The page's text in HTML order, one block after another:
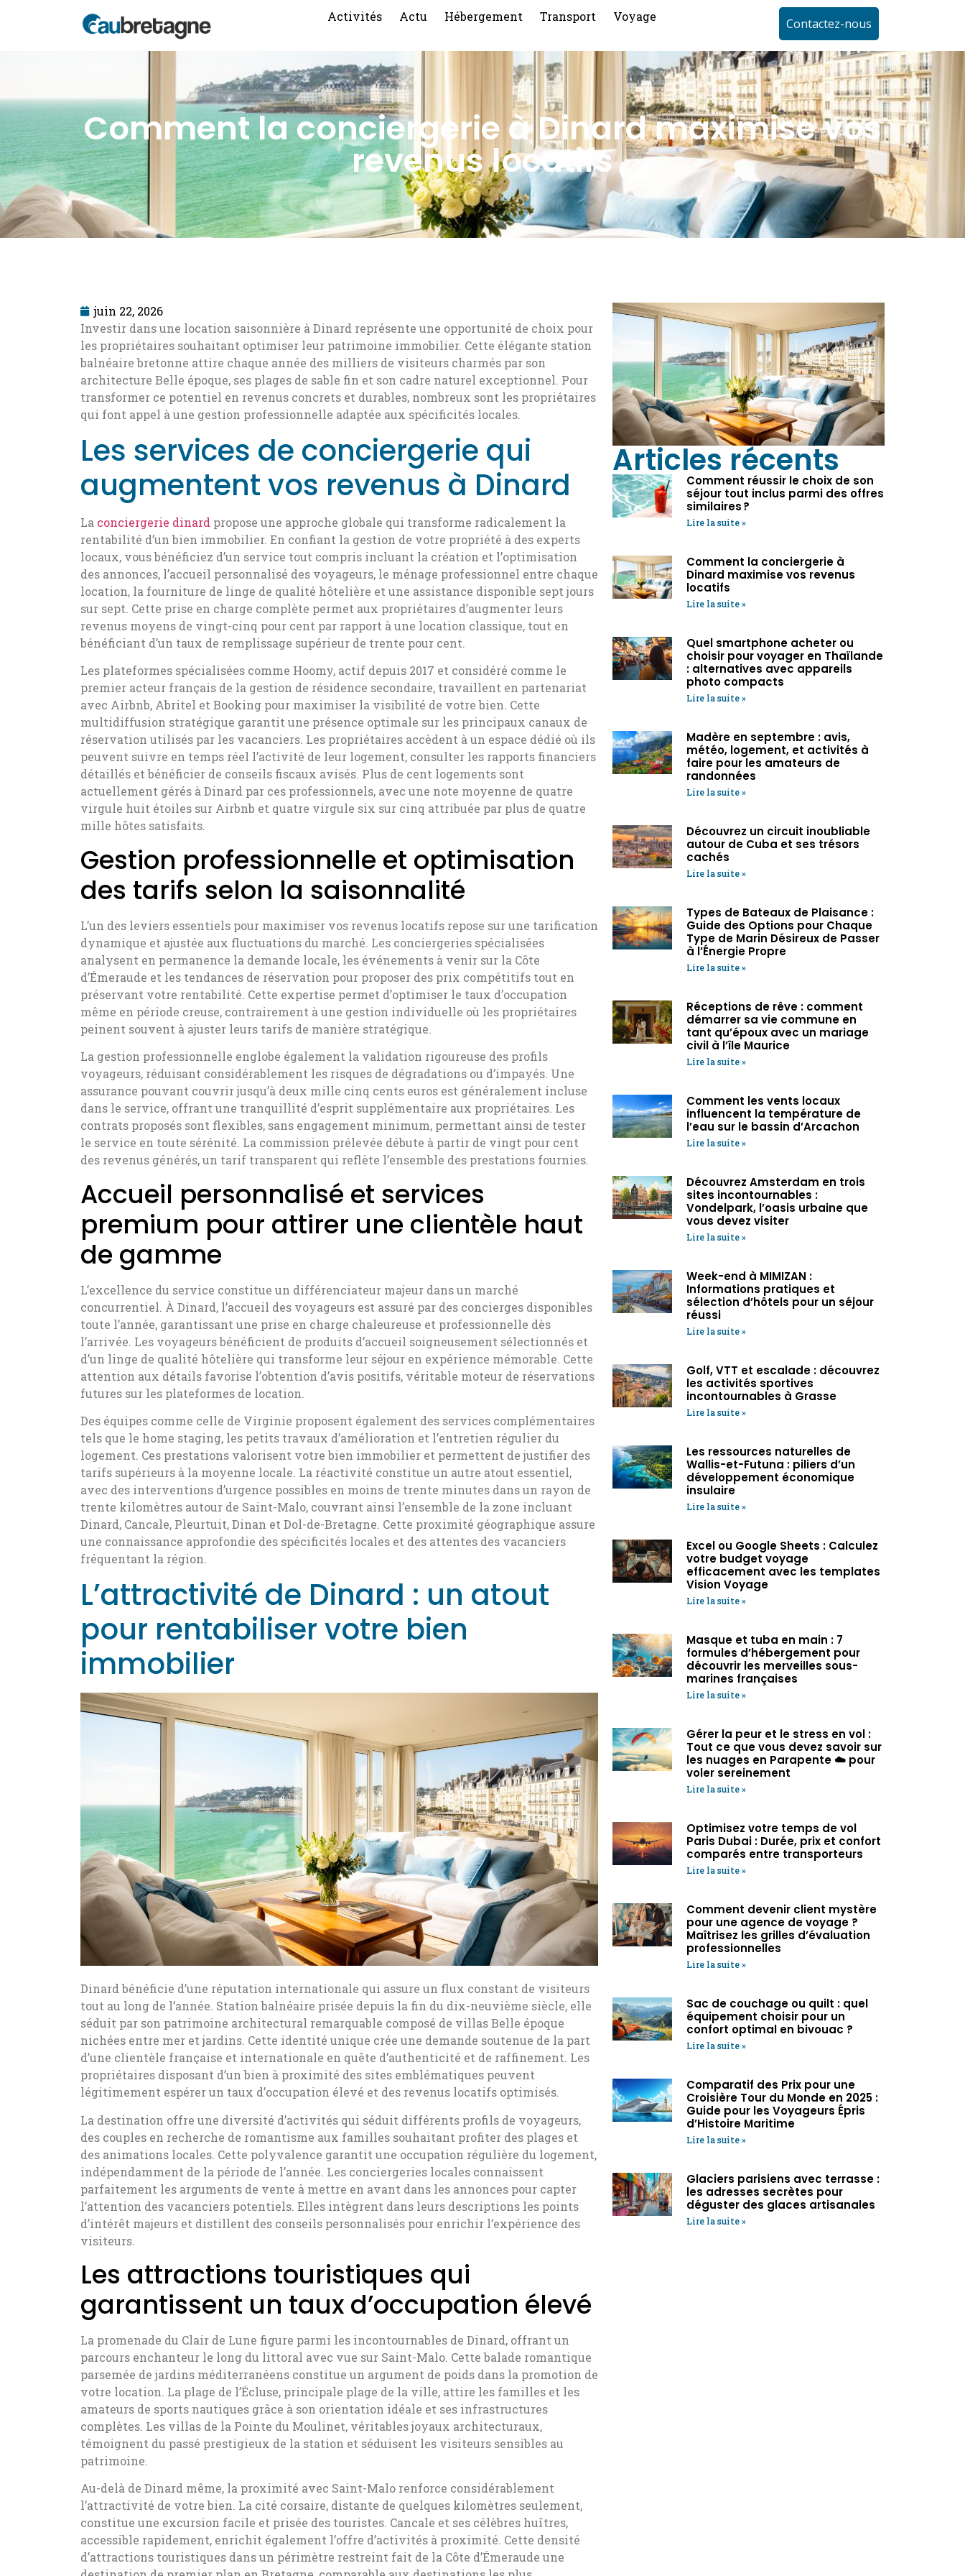
Activités Actu Hébergement Transport Voyage Contactez-nous
Comment la conciergerie à Dinard maximise vos
revenus locatifs
juin 22, 2026
Investir dans une location saisonnière à Dinard représente une opportunité de choix pour
les propriétaires souhaitant optimiser leur patrimoine immobilier. Cette élégante station
balnéaire bretonne attire chaque année des milliers de visiteurs charmés par son
architecture Belle époque, ses plages de sable fin et son cadre naturel exceptionnel. Pour
transformer ce potentiel en revenus concrets et durables, nombreux sont les propriétaires
qui font appel à une gestion professionnelle adaptée aux spécificités locales.
Les services de conciergerie qui
augmentent vos revenus à Dinard
La conciergerie dinard propose une approche globale qui transforme radicalement la
rentabilité d’un bien immobilier. En confiant la gestion de votre propriété à des experts
locaux, vous bénéficiez d’un service tout compris incluant la création et l’optimisation
des annonces, l’accueil personnalisé des voyageurs, le ménage professionnel entre chaque
location, la fourniture de linge de qualité hôtelière et une assistance disponible sept jours
sur sept. Cette prise en charge complète permet aux propriétaires d’augmenter leurs
revenus moyens de vingt-cinq pour cent par rapport à une location classique, tout en
bénéficiant d’un taux de remplissage supérieur de trente pour cent.
Les plateformes spécialisées comme Hoomy, actif depuis 2017 et considéré comme le
premier acteur français de la gestion de résidence secondaire, travaillent en partenariat
avec Airbnb, Abritel et Booking pour maximiser la visibilité de votre bien. Cette
multidiffusion stratégique garantit une présence optimale sur les principaux canaux de
réservation utilisés par les vacanciers. Les propriétaires accèdent à un espace dédié où ils
peuvent suivre en temps réel l’activité de leur logement, consulter les rapports financiers
détaillés et bénéficier de conseils fiscaux avisés. Plus de cent logements sont
actuellement gérés à Dinard par ces professionnels, avec une note moyenne de quatre
virgule huit étoiles sur Airbnb et quatre virgule six sur cinq attribuée par plus de quatre
mille hôtes satisfaits.
Gestion professionnelle et optimisation
des tarifs selon la saisonnalité
L’un des leviers essentiels pour maximiser vos revenus locatifs repose sur une tarification
dynamique et ajustée aux fluctuations du marché. Les conciergeries spécialisées
analysent en permanence la demande locale, les événements à venir sur la Côte
d’Émeraude et les tendances de réservation pour proposer des prix compétitifs tout en
préservant votre rentabilité. Cette expertise permet d’optimiser le taux d’occupation
même en période creuse, contrairement à une gestion individuelle où les propriétaires
peinent souvent à ajuster leurs tarifs de manière stratégique.
La gestion professionnelle englobe également la validation rigoureuse des profils
voyageurs, réduisant considérablement les risques de dégradations ou d’impayés. Une
assurance pouvant couvrir jusqu’à deux mille cinq cents euros est généralement incluse
dans le service, offrant une tranquillité d’esprit supplémentaire aux propriétaires. Les
contrats proposés sont flexibles, sans engagement minimum, permettant ainsi de tester
le service en toute sérénité. La commission prélevée débute à partir de vingt pour cent
des revenus générés, un tarif transparent qui reflète l’ensemble des prestations fournies.
Accueil personnalisé et services
premium pour attirer une clientèle haut
de gamme
L’excellence du service constitue un différenciateur majeur dans un marché
concurrentiel. À Dinard, l’accueil des voyageurs est assuré par des concierges disponibles
toute l’année, garantissant une prise en charge chaleureuse et professionnelle dès
l’arrivée. Les voyageurs bénéficient de produits d’accueil soigneusement sélectionnés et
d’un linge de qualité hôtelière qui transforme leur séjour en expérience mémorable. Cette
attention aux détails favorise l’obtention d’avis positifs, véritable moteur de réservations
futures sur les plateformes de location.
Des équipes comme celle de Virginie proposent également des services complémentaires
tels que le home staging, les petits travaux d’amélioration et l’entretien régulier du
logement. Ces prestations valorisent votre bien immobilier et permettent de justifier des
tarifs supérieurs à la moyenne locale. La réactivité constitue un autre atout essentiel,
avec des interventions d’urgence possibles en moins de trente minutes dans un rayon de
trente kilomètres autour de Saint-Malo, couvrant ainsi l’ensemble de la zone incluant
Dinard, Cancale, Pleurtuit, Dinan et Dol-de-Bretagne. Cette proximité géographique assure
une connaissance approfondie des spécificités locales et des attentes des vacanciers
fréquentant la région.
L’attractivité de Dinard : un atout
pour rentabiliser votre bien
immobilier
Dinard bénéficie d’une réputation internationale qui assure un flux constant de visiteurs
tout au long de l’année. Station balnéaire prisée depuis la fin du dix-neuvième siècle, elle
séduit par son patrimoine architectural remarquable composé de villas Belle époque
nichées entre mer et jardins. Cette identité unique crée une demande soutenue de la part
d’une clientèle française et internationale en quête d’authenticité et de raffinement. Les
propriétaires disposant d’un bien à proximité des sites emblématiques peuvent
légitimement espérer un taux d’occupation élevé et des revenus locatifs optimisés.
La destination offre une diversité d’activités qui séduit différents profils de voyageurs,
des couples en recherche de romantisme aux familles souhaitant profiter des plages et
des animations locales. Cette polyvalence garantit une occupation régulière du logement,
indépendamment de la période de l’année. Les conciergeries locales connaissent
parfaitement les arguments de vente à mettre en avant dans les annonces pour capter
l’attention des vacanciers potentiels. Elles intègrent dans leurs descriptions les points
d’intérêt majeurs et distillent des conseils personnalisés pour enrichir l’expérience des
visiteurs.
Les attractions touristiques qui
garantissent un taux d’occupation élevé
La promenade du Clair de Lune figure parmi les incontournables de Dinard, offrant un
parcours enchanteur le long du littoral avec vue sur Saint-Malo. Cette balade romantique
parsemée de jardins méditerranéens constitue un argument de poids dans la promotion de
votre location. La plage de l’Écluse, principale plage de la ville, attire les familles et les
amateurs de sports nautiques grâce à son orientation idéale et ses infrastructures
complètes. Les villas de la Pointe du Moulinet, véritables joyaux architecturaux,
témoignent du passé prestigieux de la station et séduisent les visiteurs sensibles au
patrimoine.
Au-delà de Dinard même, la proximité avec Saint-Malo renforce considérablement
l’attractivité de votre bien. La cité corsaire, distante de quelques kilomètres seulement,
constitue une excursion facile et prisée des touristes. Cancale et ses célèbres huîtres,
accessible rapidement, enrichit également l’offre d’activités à proximité. Cette densité
d’attractions touristiques dans un périmètre restreint fait de la Côte d’Émeraude une
Articles récents
Comment réussir le choix de son
séjour tout inclus parmi des offres
similaires ?
Lire la suite »
Comment la conciergerie à
Dinard maximise vos revenus
locatifs
Lire la suite »
Quel smartphone acheter ou
choisir pour voyager en Thaïlande
: alternatives avec appareils
photo compacts
Lire la suite »
Madère en septembre : avis,
météo, logement, et activités à
faire pour les amateurs de
randonnées
Lire la suite »
Découvrez un circuit inoubliable
autour de Cuba et ses trésors
cachés
Lire la suite »
Types de Bateaux de Plaisance :
Guide des Options pour Chaque
Type de Marin Désireux de Passer
à l’Énergie Propre
Lire la suite »
Réceptions de rêve : comment
démarrer sa vie commune en
tant qu’époux avec un mariage
civil à l’île Maurice
Lire la suite »
Comment les vents locaux
influencent la température de
l’eau sur le bassin d’Arcachon
Lire la suite »
Découvrez Amsterdam en trois
sites incontournables :
Vondelpark, l’oasis urbaine que
vous devez visiter
Lire la suite »
Week-end à MIMIZAN :
Informations pratiques et
sélection d’hôtels pour un séjour
réussi
Lire la suite »
Golf, VTT et escalade : découvrez
les activités sportives
incontournables à Grasse
Lire la suite »
Les ressources naturelles de
Wallis-et-Futuna : piliers d’un
développement économique
insulaire
Lire la suite »
Excel ou Google Sheets : Calculez
votre budget voyage
efficacement avec les templates
Vision Voyage
Lire la suite »
Masque et tuba en main : 7
formules d’hébergement pour
découvrir les merveilles sous-
marines françaises
Lire la suite »
Gérer la peur et le stress en vol :
Tout ce que vous devez savoir sur
les nuages en Parapente ☁️ pour
voler sereinement
Lire la suite »
Optimisez votre temps de vol
Paris Dubai : Durée, prix et confort
comparés entre transporteurs
Lire la suite »
Comment devenir client mystère
pour une agence de voyage ?
Maîtrisez les grilles d’évaluation
professionnelles
Lire la suite »
Sac de couchage ou quilt : quel
équipement choisir pour un
confort optimal en bivouac ?
Lire la suite »
Comparatif des Prix pour une
Croisière Tour du Monde en 2025 :
Guide pour les Voyageurs Épris
d’Histoire Maritime
Lire la suite »
Glaciers parisiens avec terrasse :
les adresses secrètes pour
déguster des glaces artisanales
Lire la suite »